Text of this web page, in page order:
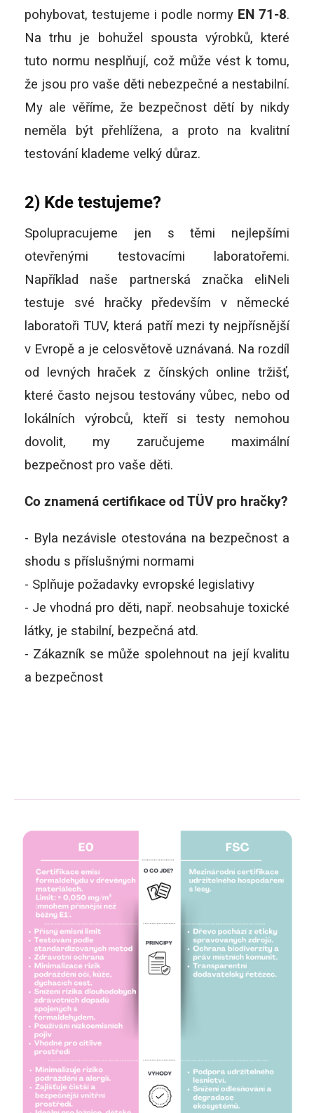
pohybovat, testujeme i podle normy EN 71-8.
Na trhu je bohužel spousta výrobků, které
tuto normu nesplňují, což může vést k tomu,
že jsou pro vaše děti nebezpečné a nestabilní.
My ale věříme, že bezpečnost dětí by nikdy
neměla být přehlížena, a proto na kvalitní
testování klademe velký důraz.
2) Kde testujeme?
Spolupracujeme jen s těmi nejlepšími
otevřenými testovacími laboratořemi.
Například naše partnerská značka eliNeli
testuje své hračky především v německé
laboratoři TUV, která patří mezi ty nejpřísnější
v Evropě a je celosvětově uznávaná. Na rozdíl
od levných hraček z čínských online tržišť,
které často nejsou testovány vůbec, nebo od
lokálních výrobců, kteří si testy nemohou
dovolit, my zaručujeme maximální
bezpečnost pro vaše děti.
Co znamená certifikace od TÜV pro hračky?
- Byla nezávisle otestována na bezpečnost a
shodu s příslušnými normami
- Splňuje požadavky evropské legislativy
- Je vhodná pro děti, např. neobsahuje toxické
látky, je stabilní, bezpečná atd.
- Zákazník se může spolehnout na její kvalitu
a bezpečnost